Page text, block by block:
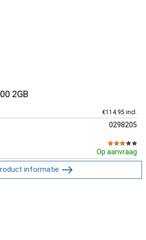
2GB
€114.95 incl.
0298205
Op aanvraag
informatie